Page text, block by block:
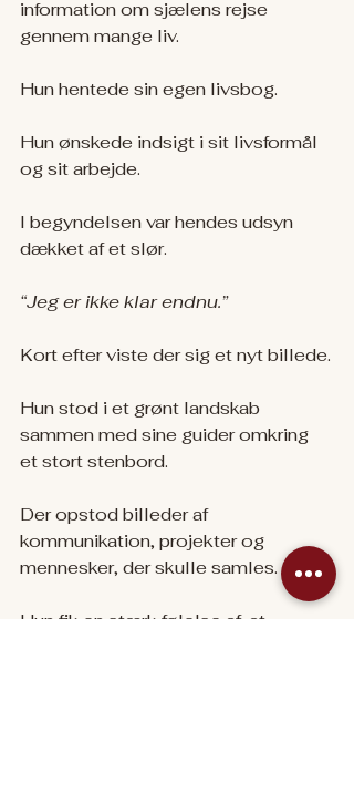
information om sjælens rejse
gennem mange liv.
Hun hentede sin egen livsbog.
Hun ønskede indsigt i sit livsformål
og sit arbejde.
I begyndelsen var hendes udsyn
dækket af et slør.
“Jeg er ikke klar endnu.”
Kort efter viste der sig et nyt billede.
Hun stod i et grønt landskab
sammen med sine guider omkring
et stort stenbord.
Der opstod billeder af
kommunikation, projekter og
mennesker, der skulle samles.
Hun fik en stærk følelse af, at